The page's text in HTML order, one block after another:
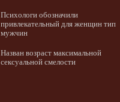
Психологи обозначили
привлекательный для женщин тип
мужчин
Назван возраст максимальной
сексуальной смелости